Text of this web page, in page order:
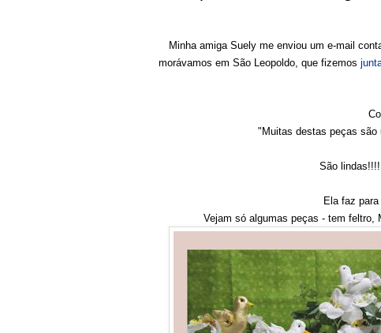
Minha amiga Suely me enviou um e-mail
morávamos em São Leopoldo, que fizemos
"Muitas destas peças são
São
Ela faz
Vejam só algumas peças - tem feltro,